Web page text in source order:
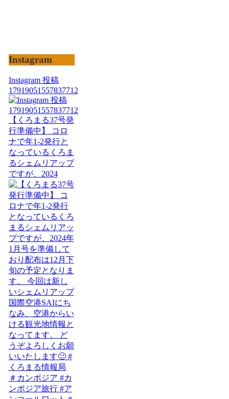
Instagram
Instagram 投稿
17919051557837712
【くろまる37号発
行準備中】 コロ
ナで年1-2発行と
なっているくろま
るシェムリアップ
ですが、2024